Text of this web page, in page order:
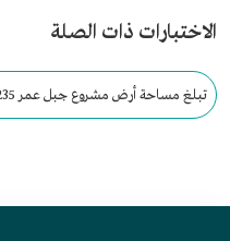
الاختبارات ذات الصلة
تبلغ مساحة أرض مشروع جبل عمر 235 ألف م2، ويحوي 45 برجًا فندقيًا.